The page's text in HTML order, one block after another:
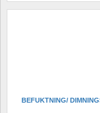
BEFUKTNING/